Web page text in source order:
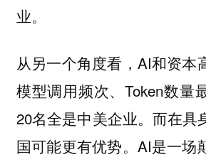
业。
从另一个角度看，AI和资本
模型调用频次、Token数量
20名全是中美企业。而在具
国可能更有优势。AI是一场